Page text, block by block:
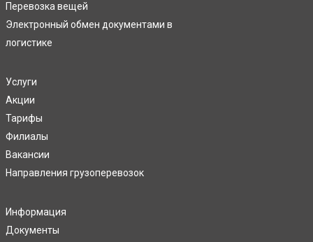
Перевозка вещей
Электронный обмен документами в
логистике
Услуги
Акции
Тарифы
Филиалы
Вакансии
Направления грузоперевозок
Информация
Документы